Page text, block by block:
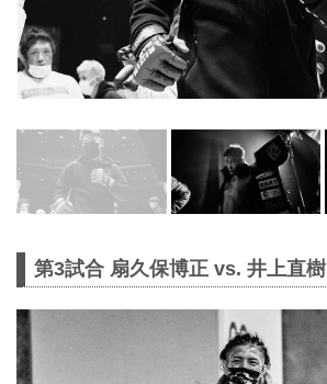
第3試合 扇久保博正 vs. 井上直樹